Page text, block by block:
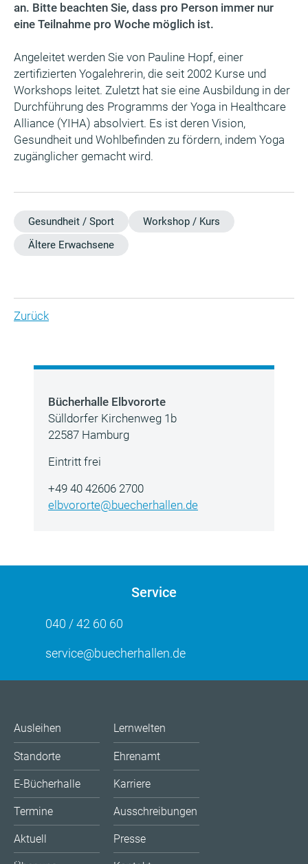
an. Bitte beachten Sie, dass pro Person immer nur
eine Teilnahme pro Woche möglich ist.
Angeleitet werden Sie von Pauline Hopf, einer
zertifizierten Yogalehrerin, die seit 2002 Kurse und
Workshops leitet. Zuletzt hat sie eine Ausbildung in der
Durchführung des Programms der Yoga in Healthcare
Alliance (YIHA) absolviert. Es ist deren Vision,
Gesundheit und Wohlbefinden zu fördern, indem Yoga
zugänglicher gemacht wird.
Gesundheit / Sport
Workshop / Kurs
Ältere Erwachsene
Zurück
Bücherhalle Elbvororte
Sülldorfer Kirchenweg 1b
22587 Hamburg
Eintritt frei
+49 40 42606 2700
elbvororte@buecherhallen.de
Service
040 / 42 60 60
service@buecherhallen.de
Ausleihen
Standorte
E-Bücherhalle
Termine
Aktuell
Lernwelten
Ehrenamt
Karriere
Ausschreibungen
Presse